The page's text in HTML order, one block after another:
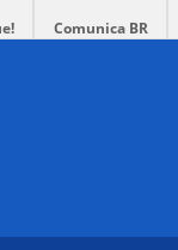
Comunica BR